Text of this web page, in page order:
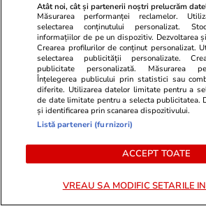
Lifestyle
Ghidul udării corecte pe timp de
caniculă: când, cât şi cum udăm
plantele
Atât noi, cât și partenerii noștri prelucrăm
Măsurarea performanței reclamelor.
selectarea conținutului personalizat.
informațiilor de pe un dispozitiv. Dezvoltarea
Crearea profilurilor de conținut personalizat.
selectarea publicității personalizate.
publicitate personalizată. Măsurarea
Înțelegerea publicului prin statistici sau
diferite. Utilizarea datelor limitate pentru a
de date limitate pentru a selecta publicitatea.
și identificarea prin scanarea dispozitivului.
Listă parteneri (furnizori)
ACCEPT TOATE
VREAU SA MODIFIC SETARILE